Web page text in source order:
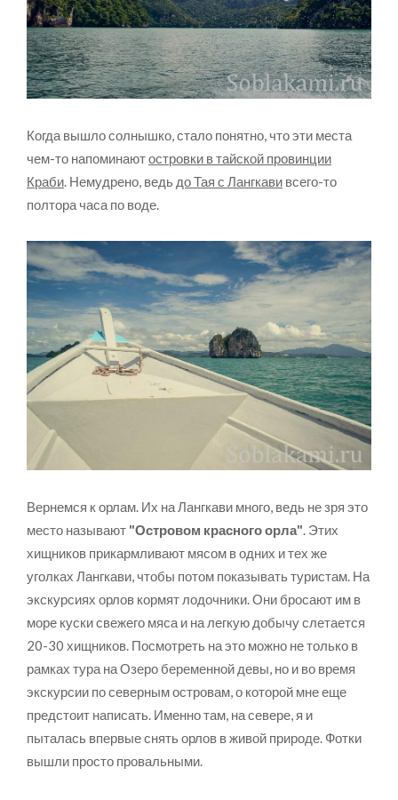
Когда вышло солнышко, стало понятно, что эти места
чем-то напоминаютостровки в тайской провинции
Краби. Немудрено, ведь до Тая с Лангкави всего-то
полтора часа по воде.
Вернемся к орлам. Их на Лангкави много, ведь не зря это
место называют "Островом красного орла". Этих
хищников прикармливают мясом в одних и тех же
уголках Лангкави, чтобы потом показывать туристам. На
экскурсиях орлов кормят лодочники. Они бросают им в
море куски свежего мяса и на легкую добычу слетается
20-30 хищников. Посмотреть на это можно не только в
рамках тура на Озеро беременной девы, но и во время
экскурсии по северным островам, о которой мне еще
предстоит написать. Именно там, на севере, я и
пыталась впервые снять орлов в живой природе. Фотки
вышли просто провальными.